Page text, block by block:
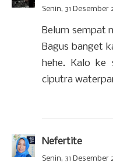
Senin, 31 Desember
Belum sempat
Bagus banget
hehe. Kalo ke
ciputra
Nefertite
Senin, 31